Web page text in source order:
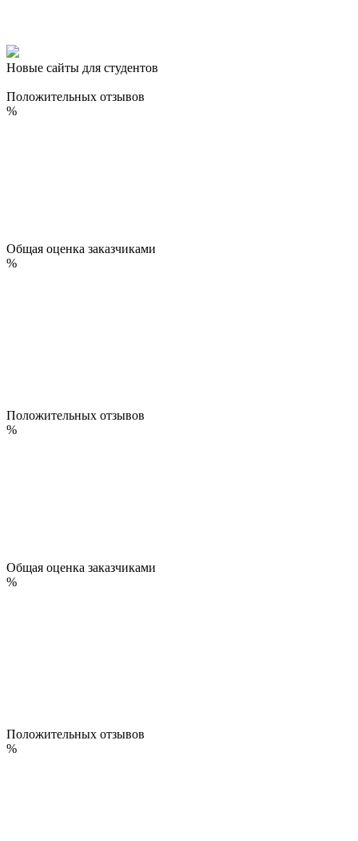
Новые сайты для студентов
Положительных отзывов
%
Общая оценка заказчиками
%
Положительных отзывов
%
Общая оценка заказчиками
%
Положительных отзывов
%